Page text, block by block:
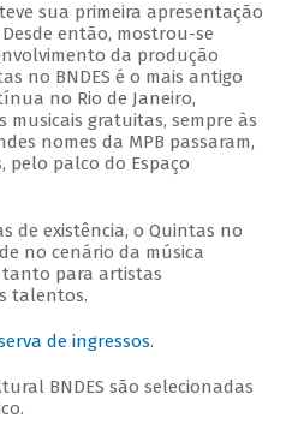
sua primeira apresentação
então, mostrou-se
da produção
no BNDES é o mais antigo
no Rio de Janeiro,
musicais gratuitas, sempre às
nomes da MPB passaram,
pelo palco do Espaço
de existência, o Quintas no
no cenário da música
tanto para artistas
talentos.
de ingressos.
BNDES são selecionadas